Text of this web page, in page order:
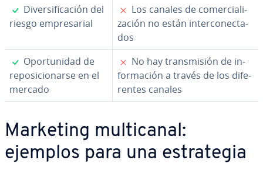
✓
Di­ve­r­si­fi­ca­ción del
riesgo em­pre­sa­rial
✗
Los canales de co­me­r­cia­li­
za­ción no están in­te­r­co­ne­c­ta­
dos
✓
Opo­r­tu­ni­dad de
re­po­si­cio­nar­se en el
mercado
✗
No hay tra­n­s­mi­sión de in­
fo­r­ma­ción a través de los di­fe­
re­n­tes canales
Marketing mu­l­ti­ca­nal:
ejemplos para una es­tra­te­gia